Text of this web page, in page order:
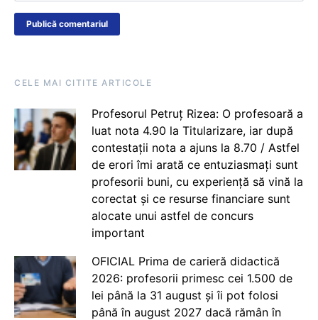
CELE MAI CITITE ARTICOLE
Profesorul Petruț Rizea: O profesoară a
luat nota 4.90 la Titularizare, iar după
contestații nota a ajuns la 8.70 / Astfel
de erori îmi arată ce entuziasmați sunt
profesorii buni, cu experiență să vină la
corectat și ce resurse financiare sunt
alocate unui astfel de concurs
important
OFICIAL Prima de carieră didactică
2026: profesorii primesc cei 1.500 de
lei până la 31 august și îi pot folosi
până în august 2027 dacă rămân în